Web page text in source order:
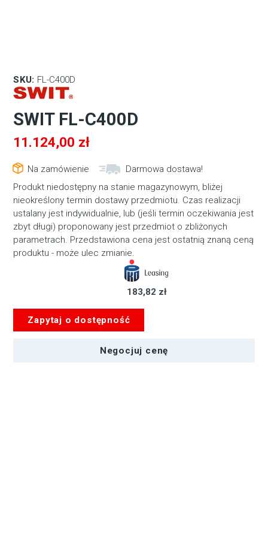
SKU: FL-C400D
SWIT FL-C400D
11.124,00 zł
Na zamówienie
Darmowa dostawa!
Produkt niedostępny na stanie magazynowym, bliżej
nieokreślony termin dostawy przedmiotu. Czas realizacji
ustalany jest indywidualnie, lub (jeśli termin oczekiwania jest
zbyt długi) proponowany jest przedmiot o zbliżonych
parametrach. Przedstawiona cena jest ostatnią znaną ceną
produktu - może ulec zmianie.
183,82 zł
Zapytaj o dostępność
Negocjuj cenę